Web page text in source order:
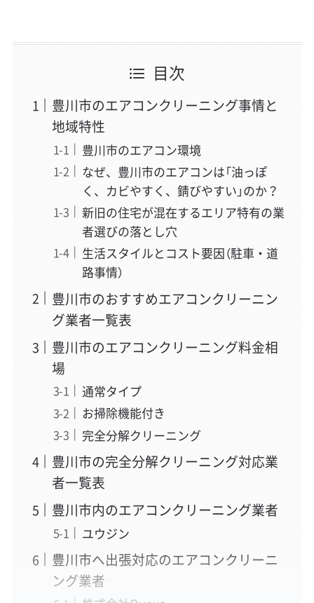
目次
豊川市のエアコンクリーニング事情と
地域特性
豊川市のエアコン環境
なぜ、豊川市のエアコンは「油っぽ
く、カビやすく、錆びやすい」のか？
新旧の住宅が混在するエリア特有の業
者選びの落とし穴
生活スタイルとコスト要因（駐車・道
路事情）
豊川市のおすすめエアコンクリーニン
グ業者一覧表
豊川市のエアコンクリーニング料金相
場
通常タイプ
お掃除機能付き
完全分解クリーニング
豊川市の完全分解クリーニング対応業
者一覧表
豊川市内のエアコンクリーニング業者
ユウジン
豊川市へ出張対応のエアコンクリーニ
ング業者